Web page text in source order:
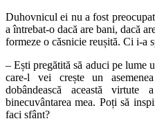
Duhovnicul ei nu a fost
a întrebat-o dacă are bani, dacă
formeze o căsnicie reușită. Ci i-a
‒ Ești pregătită să aduci pe lume
care-l vei crește un
dobândească această
binecuvântarea mea. Poți să
faci sfânt?